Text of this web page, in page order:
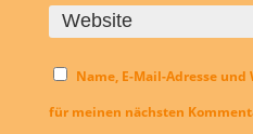
Name, E-Mail-Adresse
für meinen nächsten